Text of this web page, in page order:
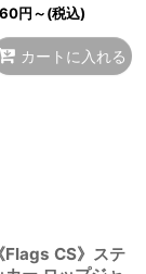
円～(税込)
カートに入れる
Flags CS》ステ